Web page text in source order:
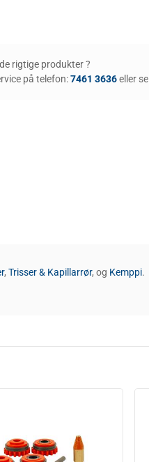
rigtige produkter ?
på telefon:7461 3636eller
, Trisser & Kapillarrør, og Kemppi.